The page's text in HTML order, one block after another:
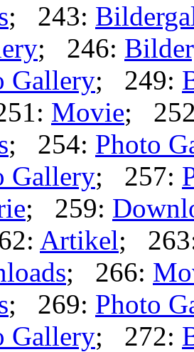
; 243:
; 246:
Gallery; 249:
Movie;
; 254: Photo
Gallery; 257:
; 259:
Artikel;
; 266:
; 269: Photo
Gallery; 272: